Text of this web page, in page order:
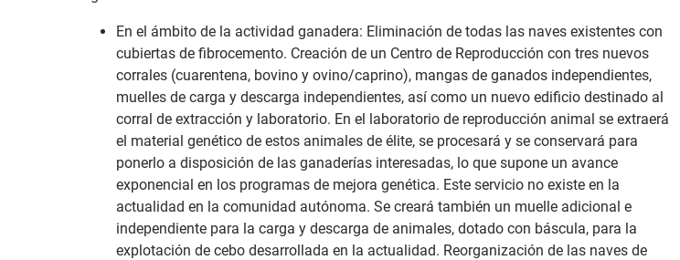
En el ámbito de la actividad ganadera: Eliminación de todas las naves existentes con
cubiertas de fibrocemento. Creación de un Centro de Reproducción con tres nuevos
corrales (cuarentena, bovino y ovino/caprino), mangas de ganados independientes,
muelles de carga y descarga independientes, así como un nuevo edificio destinado al
corral de extracción y laboratorio. En el laboratorio de reproducción animal se extraerá
el material genético de estos animales de élite, se procesará y se conservará para
ponerlo a disposición de las ganaderías interesadas, lo que supone un avance
exponencial en los programas de mejora genética. Este servicio no existe en la
actualidad en la comunidad autónoma. Se creará también un muelle adicional e
independiente para la carga y descarga de animales, dotado con báscula, para la
explotación de cebo desarrollada en la actualidad. Reorganización de las naves de